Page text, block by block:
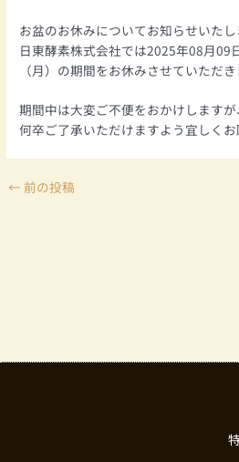
お盆のお休みについてお知らせいたし
日東酵素株式会社では2025年08月09
（月）の期間をお休みさせていただき
期間中は大変ご不便をおかけしますが
何卒ご了承いただけますよう宜しくお
← 前の投稿